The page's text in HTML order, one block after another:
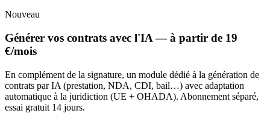
Nouveau
Générer vos contrats avec l'IA — à partir de 19
€/mois
En complément de la signature, un module dédié à la génération de
contrats par IA (prestation, NDA, CDI, bail…) avec adaptation
automatique à la juridiction (UE + OHADA). Abonnement séparé,
essai gratuit 14 jours.